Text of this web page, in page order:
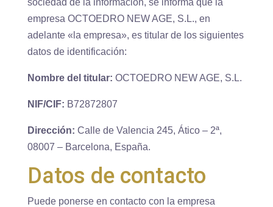
empresa OCTOEDRO NEW AGE, S.L., en
adelante «la empresa», es titular de los siguientes
datos de identificación:
Nombre del titular: OCTOEDRO NEW AGE, S.L.
NIF/CIF: B72872807
Dirección: Calle de Valencia 245, Ático – 2ª,
08007 – Barcelona, España.
Datos de contacto
Puede ponerse en contacto con la empresa